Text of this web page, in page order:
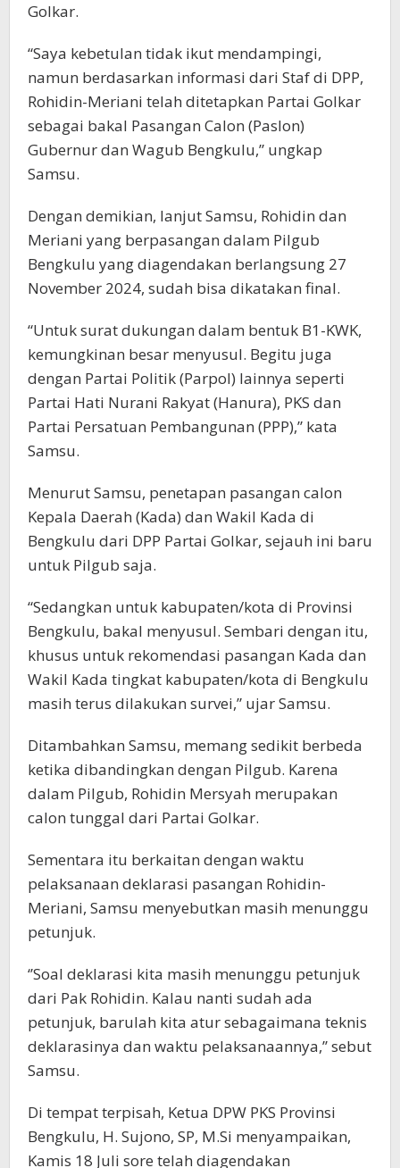
Golkar.
“Saya kebetulan tidak ikut mendampingi,
namun berdasarkan informasi dari Staf di DPP,
Rohidin-Meriani telah ditetapkan Partai Golkar
sebagai bakal Pasangan Calon (Paslon)
Gubernur dan Wagub Bengkulu,” ungkap
Samsu.
Dengan demikian, lanjut Samsu, Rohidin dan
Meriani yang berpasangan dalam Pilgub
Bengkulu yang diagendakan berlangsung 27
November 2024, sudah bisa dikatakan final.
“Untuk surat dukungan dalam bentuk B1-KWK,
kemungkinan besar menyusul. Begitu juga
dengan Partai Politik (Parpol) lainnya seperti
Partai Hati Nurani Rakyat (Hanura), PKS dan
Partai Persatuan Pembangunan (PPP),” kata
Samsu.
Menurut Samsu, penetapan pasangan calon
Kepala Daerah (Kada) dan Wakil Kada di
Bengkulu dari DPP Partai Golkar, sejauh ini baru
untuk Pilgub saja.
“Sedangkan untuk kabupaten/kota di Provinsi
Bengkulu, bakal menyusul. Sembari dengan itu,
khusus untuk rekomendasi pasangan Kada dan
Wakil Kada tingkat kabupaten/kota di Bengkulu
masih terus dilakukan survei,” ujar Samsu.
Ditambahkan Samsu, memang sedikit berbeda
ketika dibandingkan dengan Pilgub. Karena
dalam Pilgub, Rohidin Mersyah merupakan
calon tunggal dari Partai Golkar.
Sementara itu berkaitan dengan waktu
pelaksanaan deklarasi pasangan Rohidin-
Meriani, Samsu menyebutkan masih menunggu
petunjuk.
‘’Soal deklarasi kita masih menunggu petunjuk
dari Pak Rohidin. Kalau nanti sudah ada
petunjuk, barulah kita atur sebagaimana teknis
deklarasinya dan waktu pelaksanaannya,’’ sebut
Samsu.
Di tempat terpisah, Ketua DPW PKS Provinsi
Bengkulu, H. Sujono, SP, M.Si menyampaikan,
Kamis 18 Juli sore telah diagendakan